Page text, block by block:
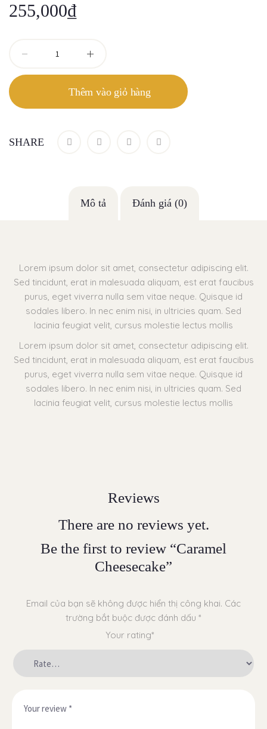
255,000₫
Thêm vào giỏ hàng
SHARE
Mô tả Đánh giá (0)
Lorem ipsum dolor sit amet, consectetur adipiscing elit.
Sed tincidunt, erat in malesuada aliquam, est erat faucibus
purus, eget viverra nulla sem vitae neque. Quisque id
sodales libero. In nec enim nisi, in ultricies quam. Sed
lacinia feugiat velit, cursus molestie lectus mollis
Lorem ipsum dolor sit amet, consectetur adipiscing elit.
Sed tincidunt, erat in malesuada aliquam, est erat faucibus
purus, eget viverra nulla sem vitae neque. Quisque id
sodales libero. In nec enim nisi, in ultricies quam. Sed
lacinia feugiat velit, cursus molestie lectus mollis
Reviews
There are no reviews yet.
Be the first to review “Caramel
Cheesecake”
Email của bạn sẽ không được hiển thị công khai. Các
trường bắt buộc được đánh dấu *
Your rating*